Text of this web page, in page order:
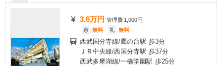
3.6万円 管理費1,000円
敷 無料 礼 無料
西武国分寺線/鷹の台駅 歩3分
ＪＲ中央線/西国分寺駅 歩37分
西武多摩湖線/一橋学園駅 歩25分